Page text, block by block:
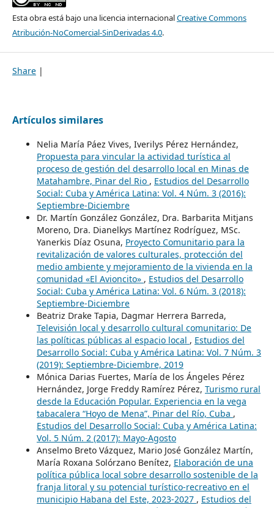
Esta obra está bajo una licencia internacionalCreative Commons
Atribución-NoComercial-SinDerivadas 4.0.
Share |
Artículos similares
Nelia María Páez Vives, Iverilys Pérez Hernández,
Propuesta para vincular la actividad turística al
proceso de gestión del desarrollo local en Minas de
Matahambre, Pinar del Rio , Estudios del Desarrollo
Social: Cuba y América Latina: Vol. 4 Núm. 3 (2016):
Septiembre-Diciembre
Dr. Martín González González, Dra. Barbarita Mitjans
Moreno, Dra. Dianelkys Martínez Rodríguez, MSc.
Yanerkis Díaz Osuna, Proyecto Comunitario para la
revitalización de valores culturales, protección del
medio ambiente y mejoramiento de la vivienda en la
comunidad «El Avioncito» , Estudios del Desarrollo
Social: Cuba y América Latina: Vol. 6 Núm. 3 (2018):
Septiembre-Diciembre
Beatriz Drake Tapia, Dagmar Herrera Barreda,
Televisión local y desarrollo cultural comunitario: De
las políticas públicas al espacio local , Estudios del
Desarrollo Social: Cuba y América Latina: Vol. 7 Núm. 3
(2019): Septiembre-Diciembre, 2019
Mónica Darias Fuertes, María de los Ángeles Pérez
Hernández, Jorge Freddy Ramírez Pérez, Turismo rural
desde la Educación Popular. Experiencia en la vega
tabacalera “Hoyo de Mena”, Pinar del Río, Cuba ,
Estudios del Desarrollo Social: Cuba y América Latina:
Vol. 5 Núm. 2 (2017): Mayo-Agosto
Anselmo Breto Vázquez, Mario José González Martín,
María Roxana Solórzano Benítez, Elaboración de una
política pública local sobre desarrollo sostenible de la
franja litoral y su potencial turístico-recreativo en el
municipio Habana del Este, 2023-2027 , Estudios del